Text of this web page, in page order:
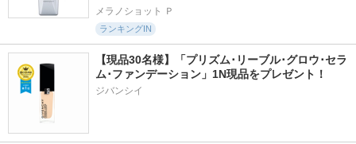
メラノショット Ｐ
ランキングIN
【現品30名様】「プリズム･リーブル･グロウ･セラ
ジバンシイ